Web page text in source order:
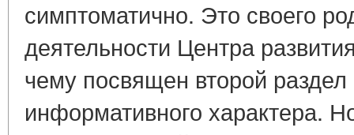
симптоматично. Это своего
деятельности Центра
чему посвящен второй раздел
информативного характера.